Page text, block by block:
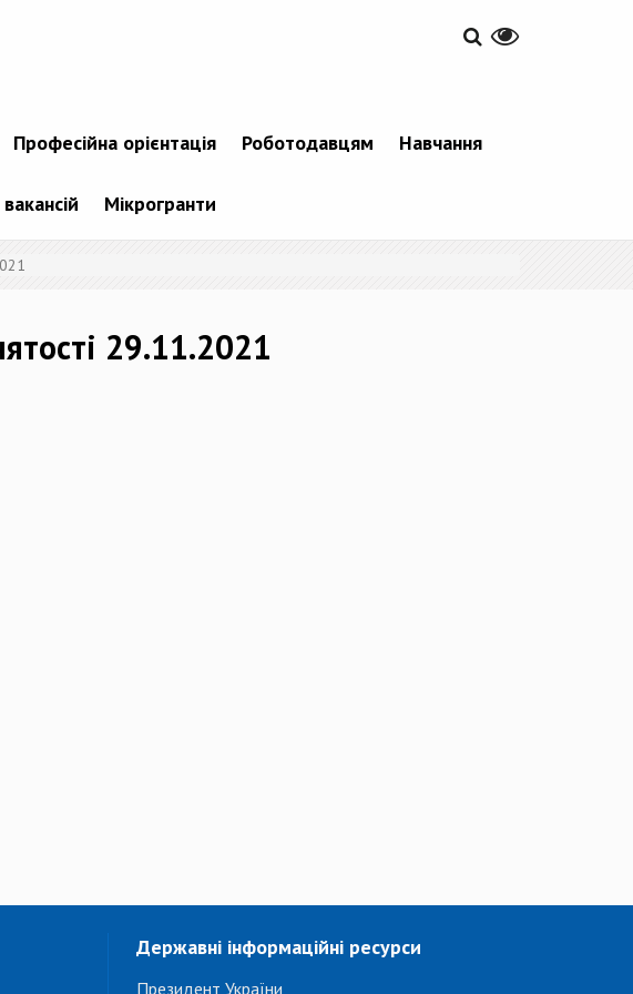
Професійна орієнтація Роботодавцям Навчання
Мікрогранти
29.11.2021
Державні інформаційні ресурси
Президент України